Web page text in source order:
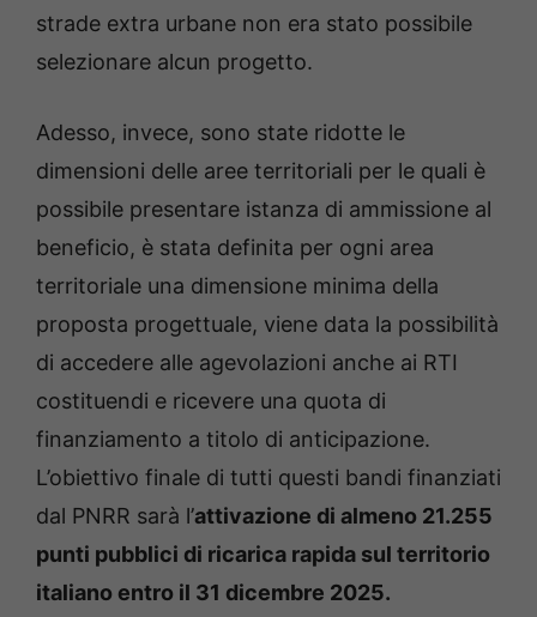
strade extra urbane non era stato possibile
selezionare alcun progetto.
Adesso, invece, sono state ridotte le
dimensioni delle aree territoriali per le quali è
possibile presentare istanza di ammissione al
beneficio, è stata definita per ogni area
territoriale una dimensione minima della
proposta progettuale, viene data la possibilità
di accedere alle agevolazioni anche ai RTI
costituendi e ricevere una quota di
finanziamento a titolo di anticipazione.
L’obiettivo finale di tutti questi bandi finanziati
dal PNRR sarà l’attivazione di almeno 21.255
punti pubblici di ricarica rapida sul territorio
italiano entro il 31 dicembre 2025.